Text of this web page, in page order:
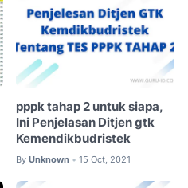
pppk tahap 2 untuk siapa,
Ini Penjelasan Ditjen gtk
Kemendikbudristek
By Unknown • 15 Oct, 2021